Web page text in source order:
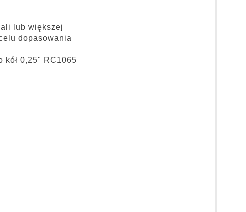
lub większej
dopasowania
kół 0,25" RC1065